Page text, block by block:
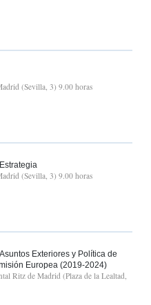
(Sevilla, 3) 9.00 horas
(Sevilla, 3) 9.00 horas
Exteriores y Política de
Europea (2019-2024)
Ritz de Madrid (Plaza de la Lealtad,